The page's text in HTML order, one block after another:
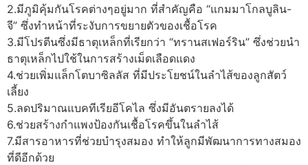
2.มีภูมิคุ้มกันโรคต่างๆอยู่มาก ที่สำคัญคือ “แกมมาโกลบูลิน-
จี” ซึ่งทำหน้าที่ระงับการขยายตัวของเชื้อโรค
3.มีโปรตีนซึ่งมีธาตุเหล็กที่เรียกว่า “ทรานสเฟอร์ริน” ซึ่งช่วยนำ
ธาตุเหล็กไปใช้ในการสร้างเม็ดเลือดแดง
4.ช่วยเพิ่มแล็กโตบาซิลลัส ที่มีประโยชน์ในลำไส้ของลูกสัตว์
เลี้ยง
5.ลดปริมาณแบคทีเรียอีโคไล ซึ่งมีอันตรายลงได้
6.ช่วยสร้างกำแพงป้องกันเชื้อโรคขึ้นในลำไส้
7.มีสารอาหารที่ช่วยบำรุงสมอง ทำให้ลูกมีพัฒนาการทางสมอง
ที่ดีอีกด้วย